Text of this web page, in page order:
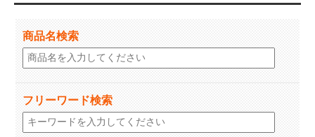
商品名検索
フリーワード検索